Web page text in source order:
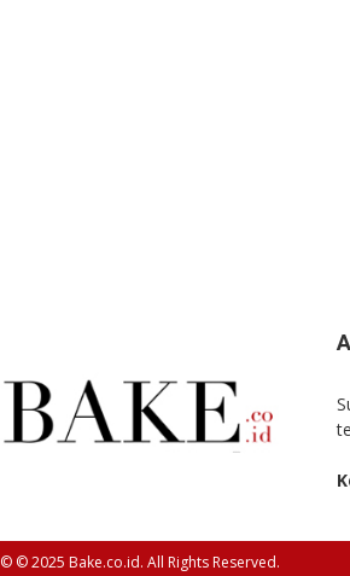
© © 2025 Bake.co.id. All Rights Reserved.